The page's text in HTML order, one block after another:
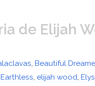
de Elijah
,Beautiful
Earthless, elijah wood,